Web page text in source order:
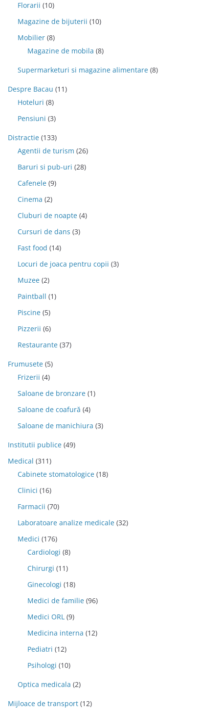
Florarii (10)
Magazine de bijuterii (10)
Mobilier (8)
Magazine de mobila (8)
Supermarketuri si magazine alimentare (8)
Despre Bacau (11)
Hoteluri (8)
Pensiuni (3)
Distractie (133)
Agentii de turism (26)
Baruri si pub-uri (28)
Cafenele (9)
Cinema (2)
Cluburi de noapte (4)
Cursuri de dans (3)
Fast food (14)
Locuri de joaca pentru copii (3)
Muzee (2)
Paintball (1)
Piscine (5)
Pizzerii (6)
Restaurante (37)
Frumusete (5)
Frizerii (4)
Saloane de bronzare (1)
Saloane de coafură (4)
Saloane de manichiura (3)
Institutii publice (49)
Medical (311)
Cabinete stomatologice (18)
Clinici (16)
Farmacii (70)
Laboratoare analize medicale (32)
Medici (176)
Cardiologi (8)
Chirurgi (11)
Ginecologi (18)
Medici de familie (96)
Medici ORL (9)
Medicina interna (12)
Pediatri (12)
Psihologi (10)
Optica medicala (2)
Mijloace de transport (12)